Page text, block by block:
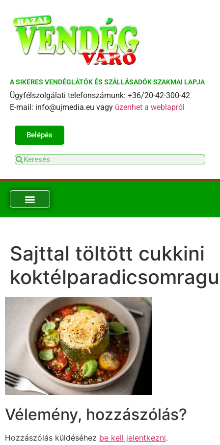
A SIKERES VENDÉGLÁTÓK ÉS SZÁLLÁSADÓK SZAKMAI LAPJA
Ügyfélszolgálati telefonszámunk: +36/20-42-300-42
E-mail: info@ujmedia.eu vagy üzenhet a weblapról
Belépés
Sajttal töltött cukkini
Vélemény, hozzászólás?
Hozzászólás küldéséhez be kell jelentkezni.